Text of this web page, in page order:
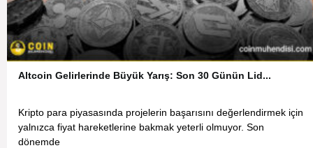
Altcoin Gelirlerinde Büyük Yarış: Son 30 Günün Lid...
Kripto para piyasasında projelerin başarısını değerlendirmek için
yalnızca fiyat hareketlerine bakmak yeterli olmuyor. Son
dönemde